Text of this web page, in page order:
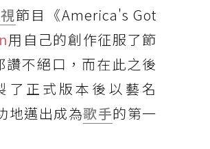
節目《America's Got
用自己的創作征服了節
不絕口，而在此之後
了正式版本後以藝名
地邁出成為歌手的第一